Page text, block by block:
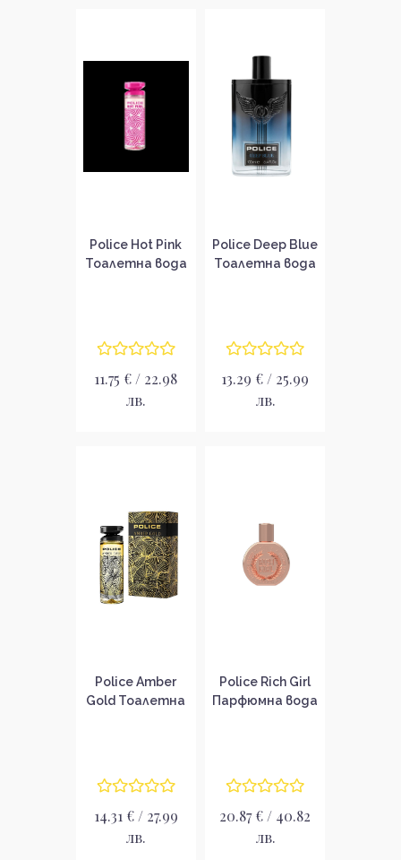
Police Hot Pink
Тоалетна вода
11.75 € / 22.98
лв.
Police Deep Blue
Тоалетна вода
13.29 € / 25.99
лв.
Police Amber
Gold Тоалетна
14.31 € / 27.99
лв.
Police Rich Girl
Парфюмна вода
20.87 € / 40.82
лв.